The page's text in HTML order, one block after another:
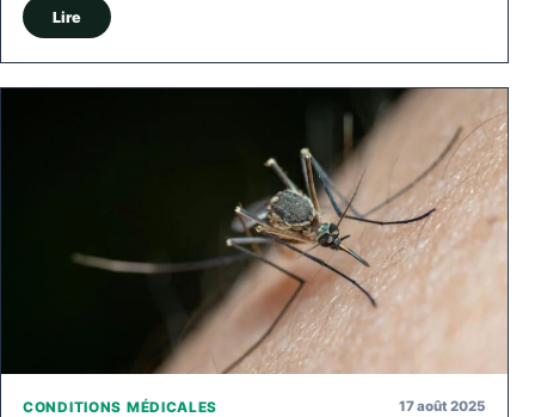
Lire
CONDITIONS MÉDICALES 17 août 2025